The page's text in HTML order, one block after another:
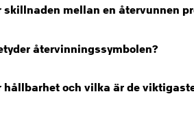
skillnaden mellan en återvunnen
återvinningssymbolen?
hållbarhet och vilka är de